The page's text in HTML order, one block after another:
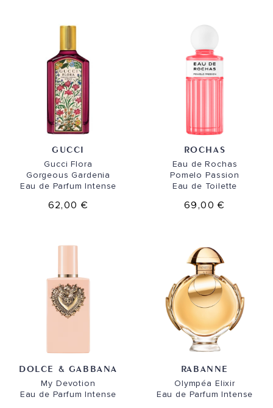
GUCCI
Gucci Flora
Gorgeous Gardenia
Eau de Parfum Intense
62,00 €
ROCHAS
Eau de Rochas
Pomelo Passion
Eau de Toilette
69,00 €
DOLCE & GABBANA
My Devotion
Eau de Parfum Intense
RABANNE
Olympéa Elixir
Eau de Parfum Intense